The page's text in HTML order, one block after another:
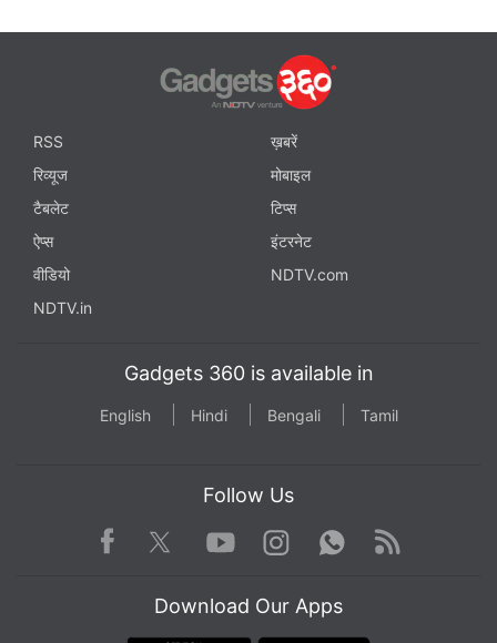
RSS
ख़बरें
रिव्यूज
मोबाइल
टैबलेट
टिप्स
ऐप्स
इंटरनेट
वीडियो
NDTV.com
NDTV.in
Gadgets 360 is available in
English Hindi Bengali Tamil
Follow Us
Facebook TwitterYoutube
Instagram WhatsApp
Rss
Download Our Apps